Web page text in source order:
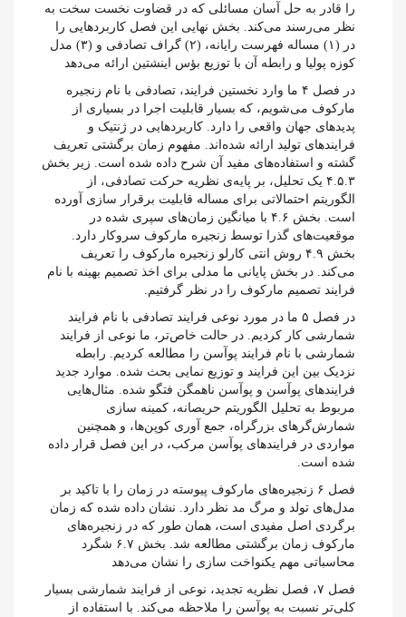
را قادر به حل آسان مسائلی که در قضاوت نخست سخت به
نظر می‌رسند می‌کند. بخش نهایی این فصل کاربرد‌هایی را
در (۱) مساله فهرست رایانه، (۲) گراف تصادفی و (۳) مدل
کوزه پولیا و رابطه آن با توزیع بؤس اینشتین ارائه می‌دهد
در فصل ۴ ما وارد نخستین فرایند، تصادفی با نام زنجیره
مارکوف می‌شویم، که بسیار قابلیت اجرا در بسیاری از
پدید‌های جهان واقعی را دارد. کاربرد‌هایی در ژنتیک و
فرایند‌های تولید ارائه شده‌‌اند. مفهوم زمان برگشتی تعریف
گشته و استفاده‌های مفید آن شرح داده شده است. زیر بخش
۴.۵.۳ یک تحلیل، بر پایه‌ی نظریه حرکت تصادفی، از
الگوریتم احتمالاتی برای مساله قابلیت برقرار سازی آورده
است. بخش ۴.۶ با میانگین زمان‌های سپری شده در
موقعیت‌های گذرا توسط زنجیره مارکوف سروکار دارد.
بخش ۴.۹ روش انتی کارلو زنجیره مارکوف را تعریف
می‌کند. در بخش پایانی ما مدلی برای اخذ تصمیم بهینه با نام
فرایند تصمیم مارکوف را در نظر گرفتیم.
در فصل ۵ ما در مورد نوعی فرایند تصادفی با نام فرایند
شمارشی کار کردیم. در حالت خاص‌تر، ما نوعی از فرایند
شمارشی با نام فرایند پوآسن را مطالعه کردیم. رابطه
نزدیک بین این فرایند و توزیع نمایی بحث شده. موارد جدید
فرایند‌های پوآسن و پوآسن ناهمگن فتگو شده. مثال‌هایی
مربوط به تحلیل الگوریتم حریصانه، کمینه سازی
شمارش‌گر‌های بزرگراه، جمع آوری کوپن‌ها، و همچنین
مواردی در فرایند‌های پوآسن مرکب، در این فصل قرار داده
شده است.
فصل ۶ زنجیره‌های مارکوف پیوسته در زمان را با تاکید بر
مدل‌های تولد و مرگ مد نظر دارد. نشان داده شده که زمان
برگردی اصل مفیدی است، همان طور که در زنجیره‌های
مارکوف زمان برگشتی مطالعه شد. بخش ۶.۷ شگرد
محاسباتی مهم یکنواخت سازی را نشان می‌دهد
فصل ۷، فصل نظریه تجدید، نوعی از فرایند شمارشی بسیار
کلی‌تر نسبت به پوآسن را ملاحظه می‌کند. با استفاده از